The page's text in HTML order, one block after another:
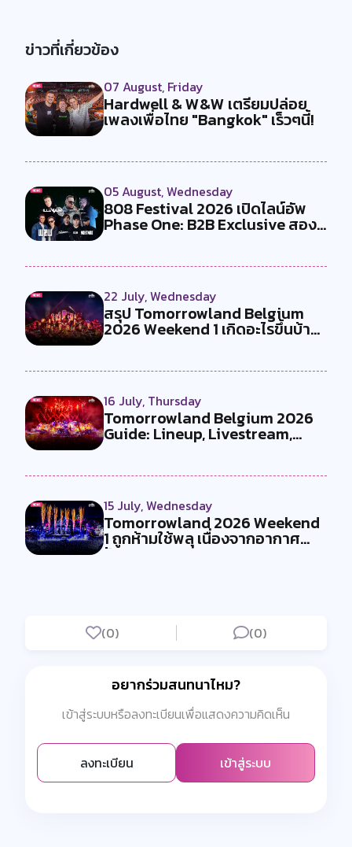
ข่าวที่เกี่ยวข้อง
07 August, Friday
Hardwell & W&W เตรียมปล่อย
เพลงเพื่อไทย "Bangkok" เร็วๆนี้!
05 August, Wednesday
808 Festival 2026 เปิดไลน์อัพ
Phase One: B2B Exclusive สอง
22 July, Wednesday
สรุป Tomorrowland Belgium
2026 Weekend 1 เกิดอะไรขึ้นบ้าง
16 July, Thursday
Tomorrowland Belgium 2026
Guide: Lineup, Livestream,
15 July, Wednesday
Tomorrowland 2026 Weekend
1 ถูกห้ามใช้พลุ เนื่องจากอากาศ
ร้อน...
(0) (0)
อยากร่วมสนทนาไหม?
เข้าสู่ระบบหรือลงทะเบียนเพื่อแสดงความคิดเห็น
ลงทะเบียน เข้าสู่ระบบ